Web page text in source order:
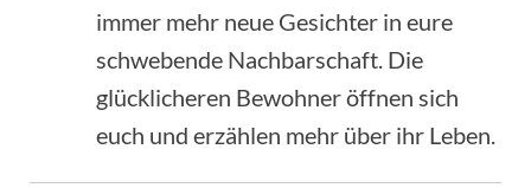
immer mehr neue Gesichter in eure
schwebende Nachbarschaft. Die
glücklicheren Bewohner öffnen sich
euch und erzählen mehr über ihr Leben.